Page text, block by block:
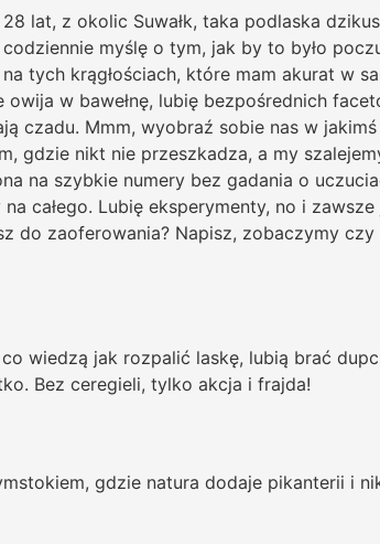
lat, z okolic Suwałk, taka podlaska
myślę o tym, jak by to było
tych krągłościach, które mam akurat w
w bawełnę, lubię bezpośrednich
czadu. Mmm, wyobraź sobie nas w jakimś
gdzie nikt nie przeszkadza, a my
na szybkie numery bez gadania o
całego. Lubię eksperymenty, no i zawsze
do zaoferowania? Napisz, zobaczymy czy
wiedzą jak rozpalić laskę, lubią brać
Bez ceregieli, tylko akcja i frajda!
gdzie natura dodaje pikanterii i